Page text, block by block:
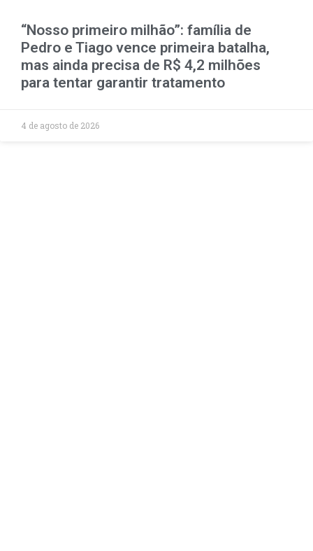
“Nosso primeiro milhão”: família de
Pedro e Tiago vence primeira batalha,
mas ainda precisa de R$ 4,2 milhões
para tentar garantir tratamento
4 de agosto de 2026